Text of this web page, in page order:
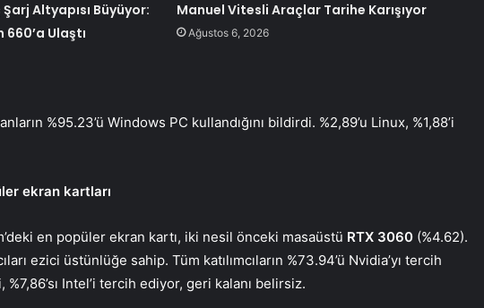
Altyapısı Büyüyor:
660’a Ulaştı
Manuel Vitesli Araçlar Tarihe Karışıyor
Ağustos 6, 2026
%95.23’ü Windows PC kullandığını bildirdi. %2,89’u Linux, %1,88’i
ekran kartları
en popüler ekran kartı, iki nesil önceki masaüstü RTX 3060 (%4.62).
ezici üstünlüğe sahip. Tüm katılımcıların %73.94’ü Nvidia’yı tercih
%7,86’sı Intel’i tercih ediyor, geri kalanı belirsiz.